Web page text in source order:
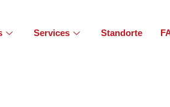
Services Standorte